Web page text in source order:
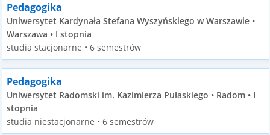
Pedagogika
Uniwersytet Kardynała Stefana Wyszyńskiego w Warszawie •
Warszawa • I stopnia
studia stacjonarne • 6 semestrów
Pedagogika
Uniwersytet Radomski im. Kazimierza Pułaskiego • Radom • I
stopnia
studia niestacjonarne • 6 semestrów